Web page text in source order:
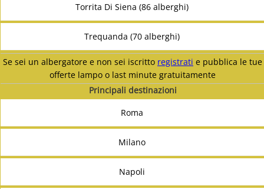
Torrita Di Siena (86 alberghi)
Trequanda (70 alberghi)
Se sei un albergatore e non sei iscritto registrati e pubblica le tue
offerte lampo o last minute gratuitamente
Principali destinazioni
Roma
Milano
Napoli